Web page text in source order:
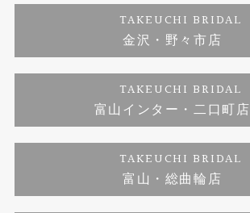
ジュエリーリフォーム
福井指輪工房｜手作りペアリング
福井指輪工房｜手作り結婚指輪 and 婚約指輪
福井工房｜手作り婚約指輪プロポーズプラン
プライバシーポリシー
TAKEUCHI BRIDAL
金沢・野々市店
TAKEUCHI BRIDAL
富山インター・二口町店
TAKEUCHI BRIDAL
富山・総曲輪店